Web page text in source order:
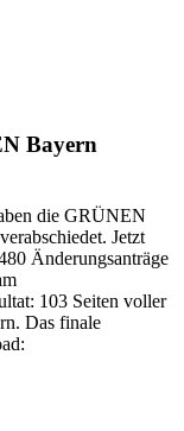
Bayern
die GRÜNEN
Jetzt
Änderungsanträge
103 Seiten voller
Das finale